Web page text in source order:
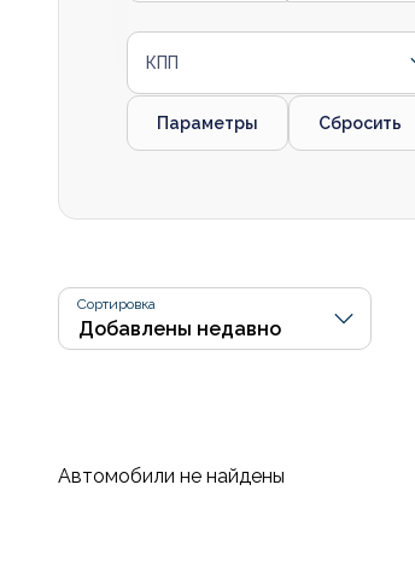
КПП
Параметры Сбросить
Сортировка
Автомобили не найдены